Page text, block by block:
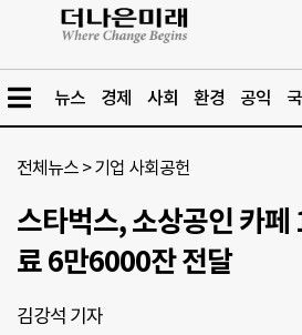
뉴스 경제 사회 환경 공익
전체뉴스 >기업 사회공헌
스타벅스, 소상공인 카
료 6만6000잔 전달
김강석 기자